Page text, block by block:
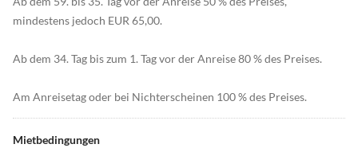
mindestens jedoch EUR 65,00.
Ab dem 34. Tag bis zum 1. Tag vor der Anreise 80 % des Preises.
Am Anreisetag oder bei Nichterscheinen 100 % des Preises.
Mietbedingungen